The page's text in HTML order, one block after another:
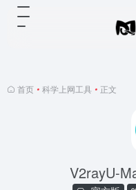
首页 • 科学上网工具 • 正文
V2rayU-